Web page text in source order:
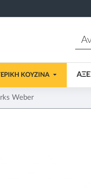
ΚΟΥΖΙΝΑ
Weber